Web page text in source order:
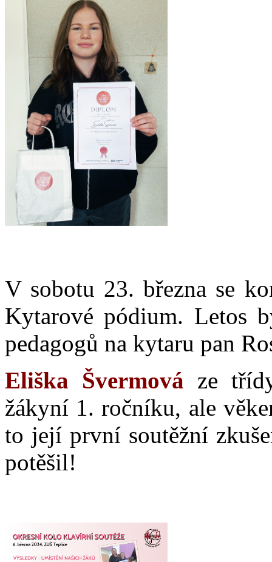
V sobotu 23. března se
Kytarové pódium. Letos
pedagogů na kytaru pan
Eliška Švermová ze
žákyní 1. ročníku, ale
to její první soutěžní
potěšil!